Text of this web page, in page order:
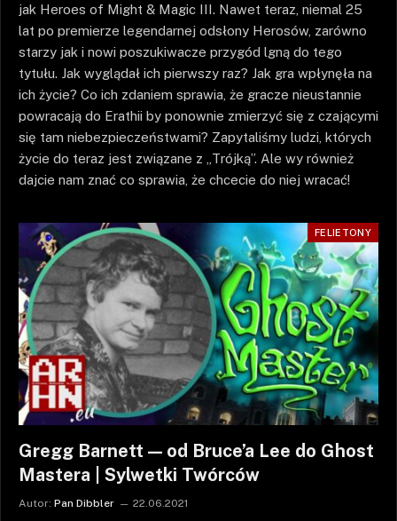
jak Heroes of Might & Magic III. Nawet teraz, niemal 25
lat po premierze legendarnej odsłony Herosów, zarówno
starzy jak i nowi poszukiwacze przygód lgną do tego
tytułu. Jak wyglądał ich pierwszy raz? Jak gra wpłynęła na
ich życie? Co ich zdaniem sprawia, że gracze nieustannie
powracają do Erathii by ponownie zmierzyć się z czającymi
się tam niebezpieczeństwami? Zapytaliśmy ludzi, których
życie do teraz jest związane z „Trójką”. Ale wy również
dajcie nam znać co sprawia, że chcecie do niej wracać!
FELIETONY
Gregg Barnett — od Bruce’a Lee do Ghost
Mastera | Sylwetki Twórców
Autor: Pan Dibbler 22.06.2021